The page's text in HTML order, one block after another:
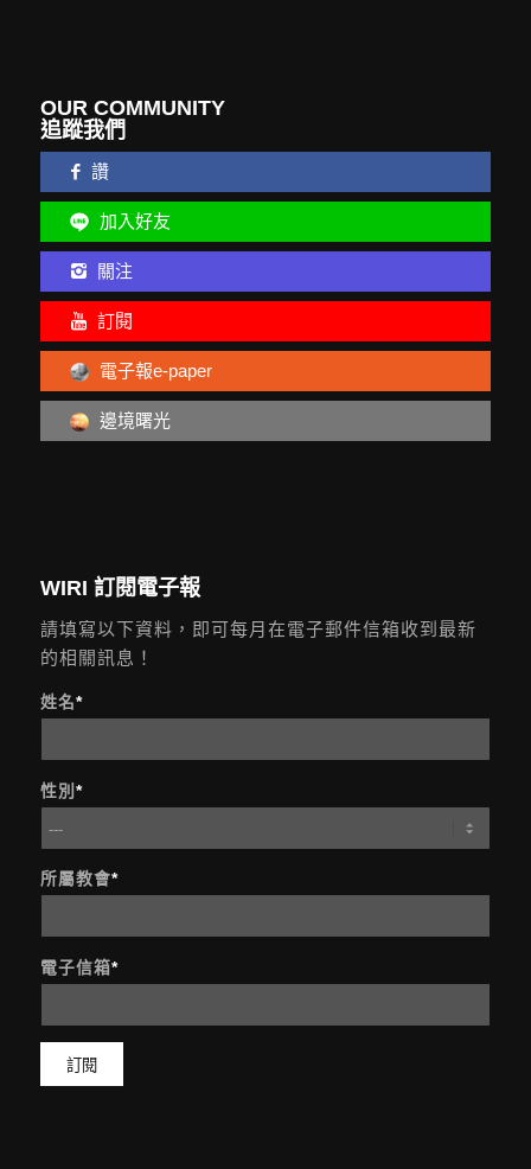
OUR COMMUNITY
追蹤我們
讚
加入好友
關注
訂閱
電子報e-paper
邊境曙光
WIRI 訂閱電子報
請填寫以下資料，即可每月在電子郵件信箱收到最新
的相關訊息！
姓名*
性別 *
所屬教會*
電子信箱*